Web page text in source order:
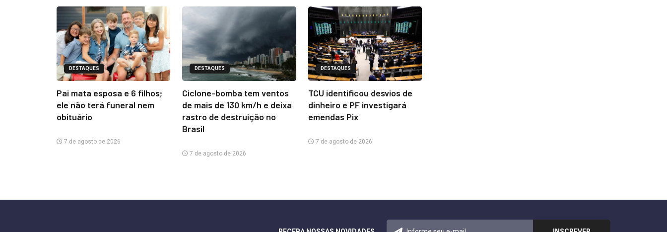
DESTAQUES
Pai mata esposa e 6 filhos;
ele não terá funeral nem
obituário
7 de agosto de 2026
DESTAQUES
Ciclone-bomba tem ventos
de mais de 130 km/h e deixa
rastro de destruição no
Brasil
7 de agosto de 2026
DESTAQUES
TCU identificou desvios de
dinheiro e PF investigará
emendas Pix
7 de agosto de 2026